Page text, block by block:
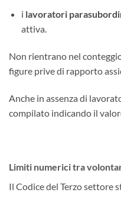
i lavoratori
attiva.
Non rientrano nel
figure prive di rapporto
Anche in assenza di
compilato indicando il
Limiti numerici tra
Il Codice del Terzo settore